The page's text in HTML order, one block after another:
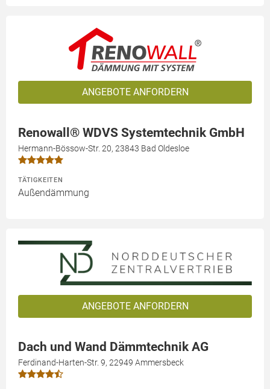
ANGEBOTE ANFORDERN
Renowall® WDVS Systemtechnik GmbH
Hermann-Bössow-Str. 20, 23843 Bad Oldesloe
TÄTIGKEITEN
Außendämmung
ANGEBOTE ANFORDERN
Dach und Wand Dämmtechnik AG
Ferdinand-Harten-Str. 9, 22949 Ammersbeck